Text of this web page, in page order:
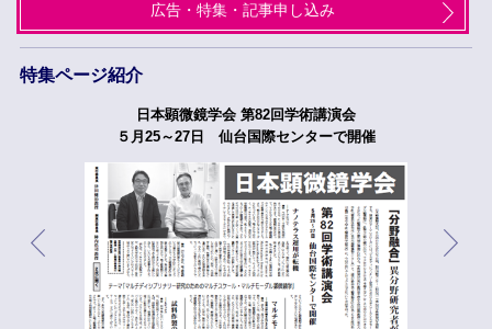
広告・特集・記事申し込み
特集ページ紹介
日本顕微鏡学会 第82回学術講演会
５月25～27日 仙台国際センターで開催